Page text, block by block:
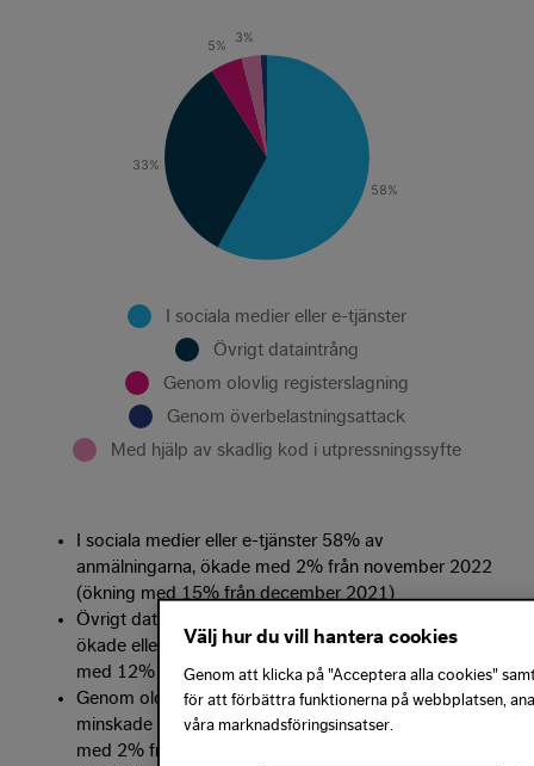
58%
33%
5%
3%
I sociala medier eller e-tjänster
Övrigt dataintrång
Genom olovlig registerslagning
Genom överbelastningsattack
Med hjälp av skadlig kod i utpressningssyfte
I sociala medier eller e-tjänster 58% av
anmälningarna, ökade med 2% från november 2022
(ökning med 15% från december 2021)
Övrigt dataintrång 33% av anmälningarna, varken
ökade eller minskade från november 2022 (minskning
med 12% från december 2021)
Genom olovlig registerslagning 5% av anmälningarna,
minskade med 2% från november 2022 (minskning
med 2% från december 2021)
Välj hur du vill hantera cookies
Genom att klicka på "Acceptera alla cookies"
för att förbättra funktionerna på webbplatsen,
våra marknadsföringsinsatser.